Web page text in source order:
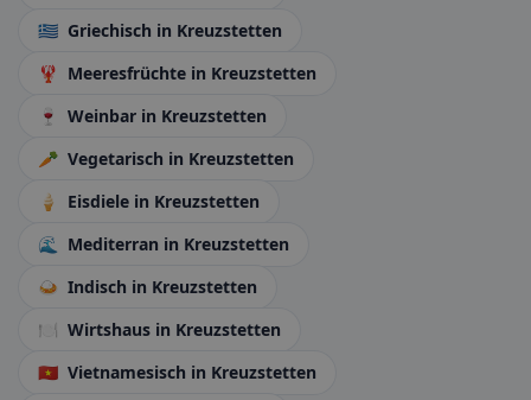
🇬🇷 Griechisch in Kreuzstetten
🦞 Meeresfrüchte in Kreuzstetten
🍷
Weinbar in Kreuzstetten
🥕 Vegetarisch in Kreuzstetten
🍦
Eisdiele in Kreuzstetten
🌊
Mediterran in Kreuzstetten
🍛 Indisch in Kreuzstetten
🍽️ Wirtshaus in Kreuzstetten
🇻🇳 Vietnamesisch in Kreuzstetten